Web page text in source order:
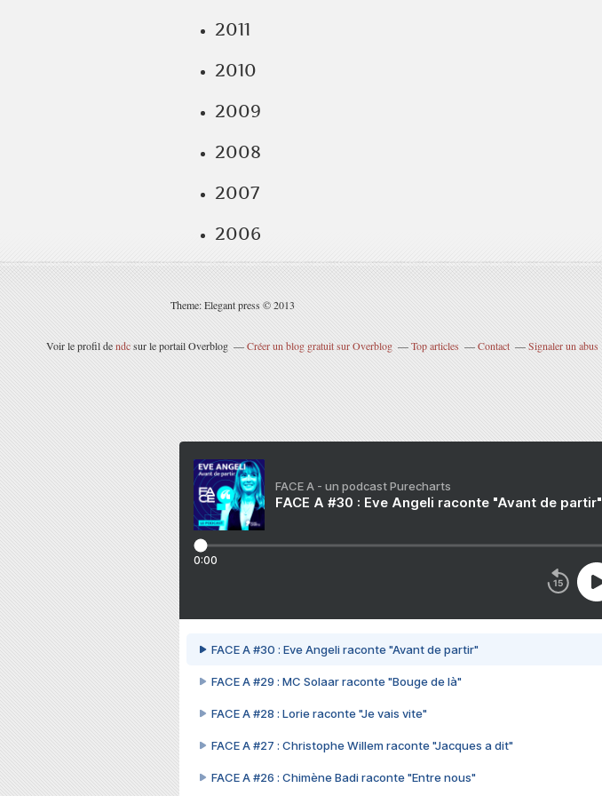
2011
2010
2009
2008
2007
2006
Theme: Elegant press © 2013
Voir le profil dendcsur le portail Overblog Créer un blog gratuit sur Overblog Top articles Contact Signaler un abus
FACE A - un podcast Purecharts
FACE A #30 : Eve Angeli raconte "Avant de partir"
0:00
FACE A #30 : Eve Angeli raconte "Avant de partir"
FACE A #29 : MC Solaar raconte "Bouge de là"
FACE A #28 : Lorie raconte "Je vais vite"
FACE A #27 : Christophe Willem raconte "Jacques a dit"
FACE A #26 : Chimène Badi raconte "Entre nous"